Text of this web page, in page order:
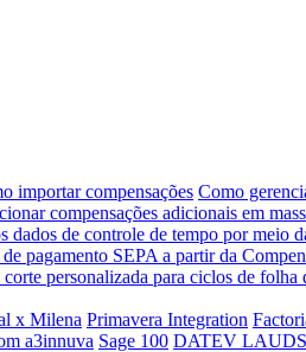
importar compensações Como
compensações adicionais em
dados de controle de tempo por meio
pagamento SEPA a partir da
corte personalizada para ciclos de folha
x Milena Primavera Integration
a3innuva Sage 100 DATEV LAUDS